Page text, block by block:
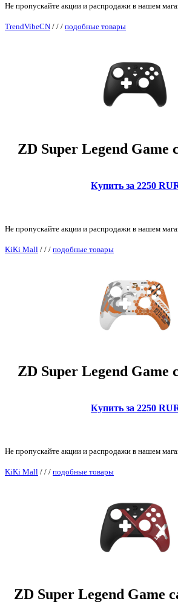
Не пропускайте акции и распродажи в нашем
TrendVibeCN / / / подобные товары
ZD Super Legend Game
Купить за 2250
Не пропускайте акции и распродажи в нашем
KiKi Mall / / / подобные товары
ZD Super Legend Game
Купить за 2250
Не пропускайте акции и распродажи в нашем
KiKi Mall / / / подобные товары
ZD Super Legend Game